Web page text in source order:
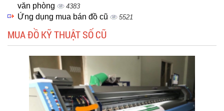
văn phòng
4383
Ứng dụng mua bán đồ cũ 5521
MUA ĐỒ KỸ THUẬT SỐ CŨ